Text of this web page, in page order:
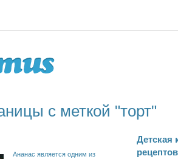
с меткой "торт"
Ананас является одним из
Детская
рецептов